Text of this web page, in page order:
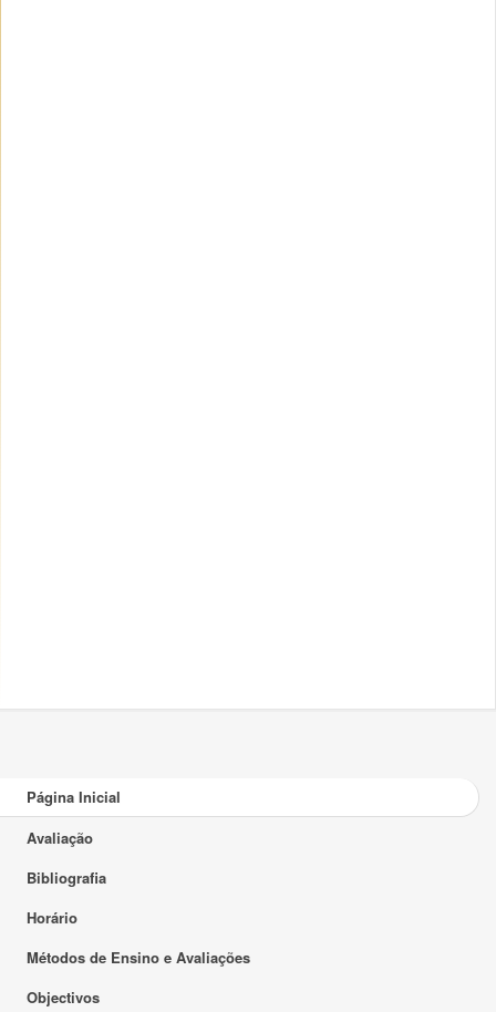
Página Inicial
Avaliação
Bibliografia
Horário
Métodos de Ensino e Avaliações
Objectivos